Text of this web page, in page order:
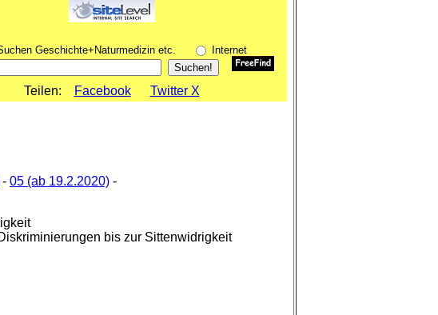
Geschichte+Naturmedizin etc. Internet
Teilen: Facebook Twitter X
- 05 (ab 19.2.2020) -
bis zur Sittenwidrigkeit